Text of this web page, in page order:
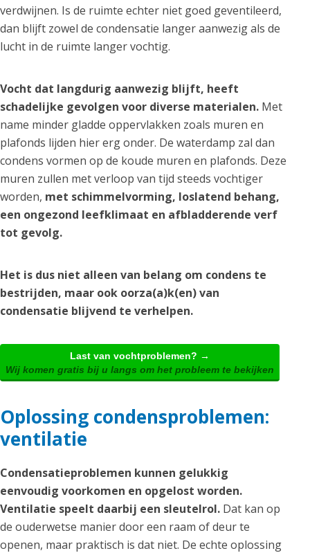
verdwijnen. Is de ruimte echter niet goed geventileerd,
dan blijft zowel de condensatie langer aanwezig als de
lucht in de ruimte langer vochtig.
Vocht dat langdurig aanwezig blijft, heeft
schadelijke gevolgen voor diverse materialen. Met
name minder gladde oppervlakken zoals muren en
plafonds lijden hier erg onder. De waterdamp zal dan
condens vormen op de koude muren en plafonds. Deze
muren zullen met verloop van tijd steeds vochtiger
worden, met schimmelvorming, loslatend behang,
een ongezond leefklimaat en afbladderende verf
tot gevolg.
Het is dus niet alleen van belang om condens te
bestrijden, maar ook oorza(a)k(en) van
condensatie blijvend te verhelpen.
Last van vochtproblemen? →
Wij komen gratis bij u langs om het probleem te bekijken
Oplossing condensproblemen:
ventilatie
Condensatieproblemen kunnen gelukkig
eenvoudig voorkomen en opgelost worden.
Ventilatie speelt daarbij een sleutelrol. Dat kan op
de ouderwetse manier door een raam of deur te
openen, maar praktisch is dat niet. De echte oplossing